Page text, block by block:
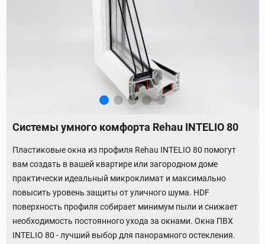
Системы умного комфорта Rehau INTELIO 80
Пластиковые окна из профиля Rehau INTELIO 80 помогут
вам создать в вашей квартире или загородном доме
практически идеальный микроклимат и максимально
повысить уровень защиты от уличного шума. HDF
поверхность профиля собирает минимум пыли и снижает
необходимость постоянного ухода за окнами. Окна ПВХ
INTELIO 80 - лучший выбор для панорамного остекления.